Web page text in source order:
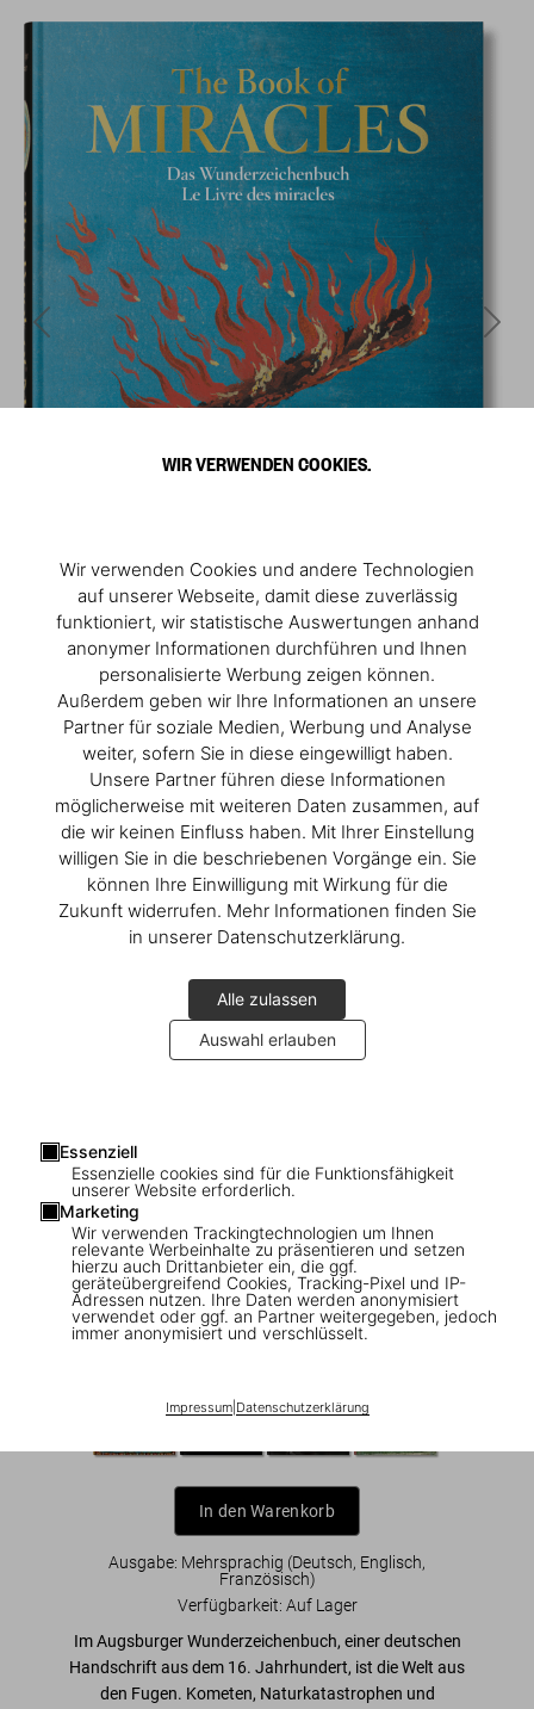
WIR VERWENDEN COOKIES.
Wir verwenden Cookies und andere Technologien
auf unserer Webseite, damit diese zuverlässig
funktioniert, wir statistische Auswertungen anhand
anonymer Informationen durchführen und Ihnen
personalisierte Werbung zeigen können.
Außerdem geben wir Ihre Informationen an unsere
Partner für soziale Medien, Werbung und Analyse
weiter, sofern Sie in diese eingewilligt haben.
Unsere Partner führen diese Informationen
möglicherweise mit weiteren Daten zusammen, auf
die wir keinen Einfluss haben. Mit Ihrer Einstellung
willigen Sie in die beschriebenen Vorgänge ein. Sie
können Ihre Einwilligung mit Wirkung für die
Zukunft widerrufen. Mehr Informationen finden Sie
in unserer Datenschutzerklärung.
Alle zulassen
Auswahl erlauben
Essenziell
Essenzielle cookies sind für die Funktionsfähigkeit
unserer Website erforderlich.
Marketing
Wir verwenden Trackingtechnologien um Ihnen
relevante Werbeinhalte zu präsentieren und setzen
hierzu auch Drittanbieter ein, die ggf.
geräteübergreifend Cookies, Tracking-Pixel und IP-
Adressen nutzen. Ihre Daten werden anonymisiert
verwendet oder ggf. an Partner weitergegeben, jedoch
immer anonymisiert und verschlüsselt.
Impressum| Datenschutzerklärung
1 /10
The Book of Miracles. 45th Ed.
US$ 30
45th Edition Series
In den Warenkorb
Ausgabe: Mehrsprachig (Deutsch, Englisch,
Französisch)
Verfügbarkeit: Auf Lager
ImAugsburger Wunderzeichenbuch, einer deutschen
Handschrift aus dem 16. Jahrhundert, ist die Welt aus
den Fugen. Kometen, Naturkatastrophen und